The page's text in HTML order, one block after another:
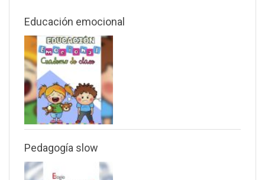
Educación emocional
Pedagogía slow